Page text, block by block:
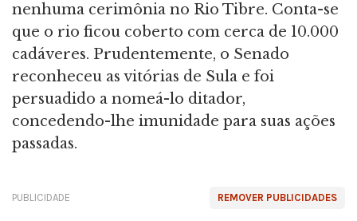
nenhuma cerimônia no Rio Tibre. Conta-se
que o rio ficou coberto com cerca de 10.000
cadáveres. Prudentemente, o Senado
reconheceu as vitórias de Sula e foi
persuadido a nomeá-lo ditador,
concedendo-lhe imunidade para suas ações
passadas.
REMOVER PUBLICIDADES
PUBLICIDADE